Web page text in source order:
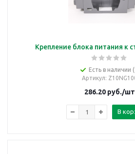
Крепление блока питания к
Есть в наличии
Артикул:
286.20руб./шт
В